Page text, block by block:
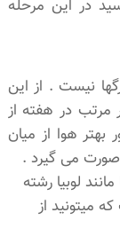
در این مرحله
نیست . از این
گیاه به طور مرتب در هفته از
هوا از میان
صورت می گیرد .
لوبیا رشته
میتونید از